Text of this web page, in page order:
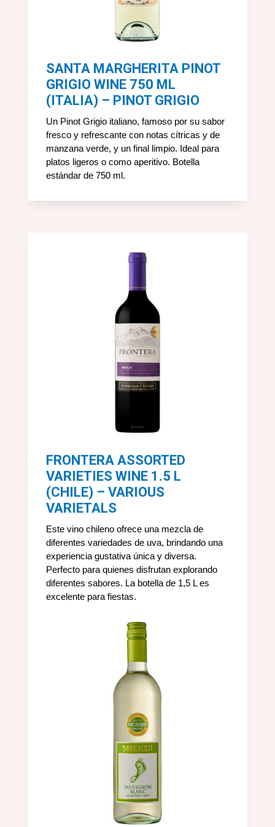
SANTA MARGHERITA PINOT
GRIGIO WINE 750 ML
(ITALIA) – PINOT GRIGIO
Un Pinot Grigio italiano, famoso por su sabor
fresco y refrescante con notas cítricas y de
manzana verde, y un final limpio. Ideal para
platos ligeros o como aperitivo. Botella
estándar de 750 ml.
FRONTERA ASSORTED
VARIETIES WINE 1.5 L
(CHILE) – VARIOUS
VARIETALS
Este vino chileno ofrece una mezcla de
diferentes variedades de uva, brindando una
experiencia gustativa única y diversa.
Perfecto para quienes disfrutan explorando
diferentes sabores. La botella de 1,5 L es
excelente para fiestas.